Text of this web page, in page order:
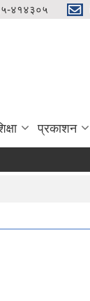
४१४३०५
प्रकाशन